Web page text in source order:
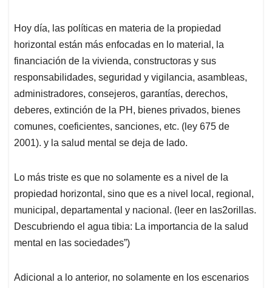
Hoy día, las políticas en materia de la propiedad
horizontal están más enfocadas en lo material, la
financiación de la vivienda, constructoras y sus
responsabilidades, seguridad y vigilancia, asambleas,
administradores, consejeros, garantías, derechos,
deberes, extinción de la PH, bienes privados, bienes
comunes, coeficientes, sanciones, etc. (ley 675 de
2001). y la salud mental se deja de lado.
Lo más triste es que no solamente es a nivel de la
propiedad horizontal, sino que es a nivel local, regional,
municipal, departamental y nacional. (leer en las2orillas.
Descubriendo el agua tibia: La importancia de la salud
mental en las sociedades”)
Adicional a lo anterior, no solamente en los escenarios